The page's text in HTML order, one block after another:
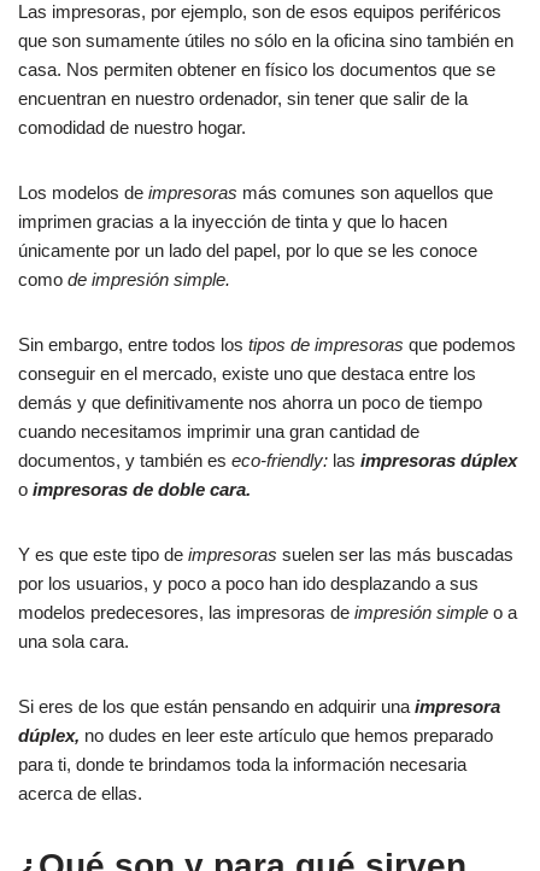
Las impresoras, por ejemplo, son de esos equipos periféricos
que son sumamente útiles no sólo en la oficina sino también en
casa. Nos permiten obtener en físico los documentos que se
encuentran en nuestro ordenador, sin tener que salir de la
comodidad de nuestro hogar.
Los modelos de impresoras más comunes son aquellos que
imprimen gracias a la inyección de tinta y que lo hacen
únicamente por un lado del papel, por lo que se les conoce
como de impresión simple.
Sin embargo, entre todos los tipos de impresoras que podemos
conseguir en el mercado, existe uno que destaca entre los
demás y que definitivamente nos ahorra un poco de tiempo
cuando necesitamos imprimir una gran cantidad de
documentos, y también es eco-friendly: las impresoras dúplex
o impresoras de doble cara.
Y es que este tipo de impresoras suelen ser las más buscadas
por los usuarios, y poco a poco han ido desplazando a sus
modelos predecesores, las impresoras de impresión simple o a
una sola cara.
Si eres de los que están pensando en adquirir una impresora
dúplex, no dudes en leer este artículo que hemos preparado
para ti, donde te brindamos toda la información necesaria
acerca de ellas.